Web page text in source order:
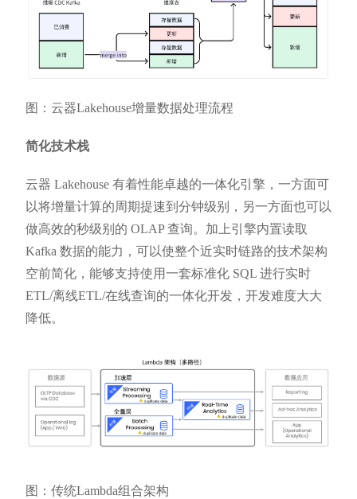
图：云器Lakehouse增量数据处理流程
简化技术栈
云器 Lakehouse 有着性能卓越的一体化引擎，一方面可
以将增量计算的周期提速到分钟级别，另一方面也可以
做高效的秒级别的 OLAP 查询。加上引擎内置读取
Kafka 数据的能力，可以使整个近实时链路的技术架构
空前简化，能够支持使用一套标准化 SQL 进行实时
ETL/离线ETL/在线查询的一体化开发，开发难度大大
降低。
图：传统Lambda组合架构